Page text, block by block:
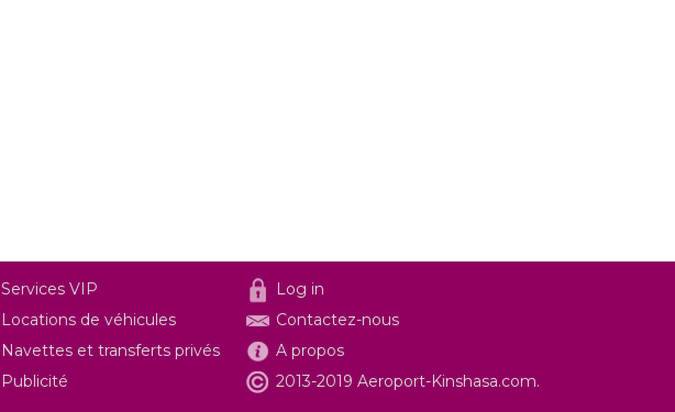
Services VIP
Locations de véhicules
Navettes et transferts privés
Publicité
Log in
Contactez-nous
A propos
2013-2019 Aeroport-Kinshasa.com.